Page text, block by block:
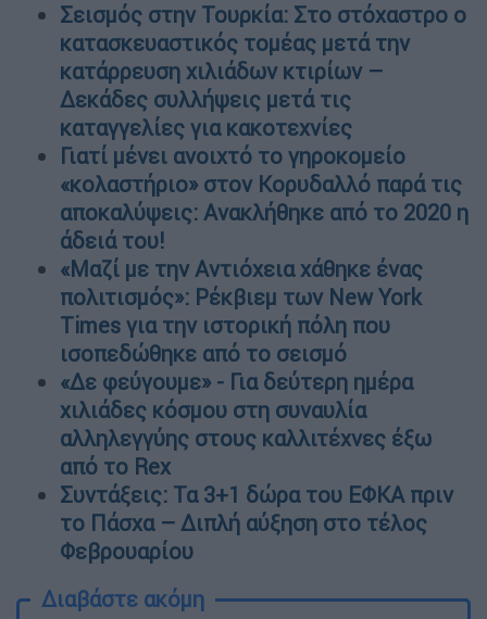
Σεισμός στην Τουρκία: Στο στόχαστρο ο
κατασκευαστικός τομέας μετά την
κατάρρευση χιλιάδων κτιρίων –
Δεκάδες συλλήψεις μετά τις
καταγγελίες για κακοτεχνίες
Γιατί μένει ανοιχτό το γηροκομείο
«κολαστήριο» στον Κορυδαλλό παρά τις
αποκαλύψεις: Ανακλήθηκε από το 2020 η
άδειά του!
«Μαζί με την Αντιόχεια χάθηκε ένας
πολιτισμός»: Ρέκβιεμ των New York
Times για την ιστορική πόλη που
ισοπεδώθηκε από το σεισμό
«Δε φεύγουμε» - Για δεύτερη ημέρα
χιλιάδες κόσμου στη συναυλία
αλληλεγγύης στους καλλιτέχνες έξω
από το Rex
Συντάξεις: Τα 3+1 δώρα του ΕΦΚΑ πριν
το Πάσχα – Διπλή αύξηση στο τέλος
Φεβρουαρίου
Διαβάστε ακόμη